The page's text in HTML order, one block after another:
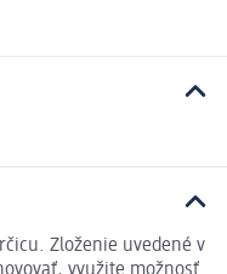
Zloženie uvedené v